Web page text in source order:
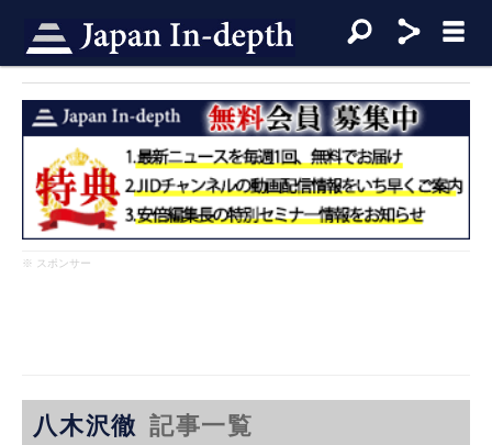
※ スポンサー
八木沢徹 記事一覧